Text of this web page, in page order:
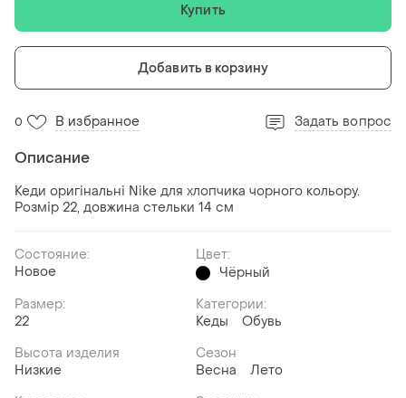
Купить
Добавить в корзину
0 В избранное Задать вопрос
Описание
Кеди оригінальні Nike для хлопчика чорного кольору.
Розмір 22, довжина стельки 14 см
Состояние:
Новое
Цвет:
Чёрный
Размер:
22
Категории:
Кеды
Обувь
Высота изделия
Низкие
Сезон
Весна
Лето